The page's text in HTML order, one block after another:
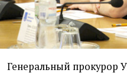
Генеральный прокурор